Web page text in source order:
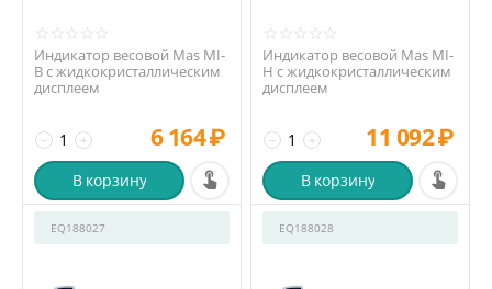
Индикатор весовой Mas MI-
В с жидкокристаллическим
дисплеем
+
− 6 164₽
В корзину
Индикатор весовой Mas MI-
H с жидкокристаллическим
дисплеем
+
− 11 092₽
В корзину
EQ188027 EQ188028